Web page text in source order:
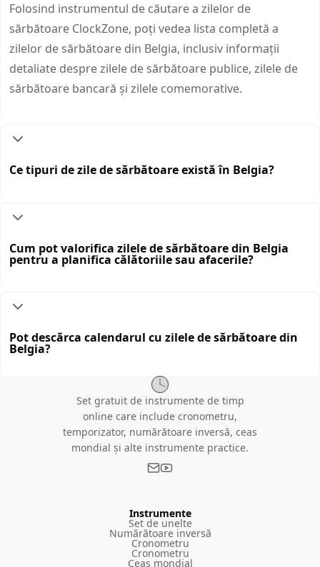
Folosind instrumentul de căutare a zilelor de
sărbătoare ClockZone, poți vedea lista completă a
zilelor de sărbătoare din Belgia, inclusiv informații
detaliate despre zilele de sărbătoare publice, zilele de
sărbătoare bancară și zilele comemorative.
Ce tipuri de zile de sărbătoare există în Belgia?
Cum pot valorifica zilele de sărbătoare din Belgia
pentru a planifica călătoriile sau afacerile?
Pot descărca calendarul cu zilele de sărbătoare din
Belgia?
Set gratuit de instrumente de timp
online care include cronometru,
temporizator, numărătoare inversă, ceas
mondial și alte instrumente practice.
Instrumente
Set de unelte
Numărătoare inversă
Cronometru
Cronometru
Ceas mondial